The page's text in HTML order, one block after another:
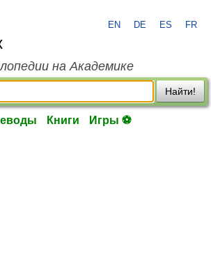
EN DE ES FR
на Академике
Найти!
Книги Игры ⚽